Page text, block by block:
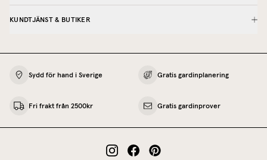
KUNDTJÄNST & BUTIKER
Sydd för hand i Sverige Gratis gardinplanering
Fri frakt från 2500kr Gratis gardinprover